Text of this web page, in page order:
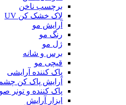
برچسب ناخن
لاک خشک کن UV
آرایش مو
رنگ مو
ژل مو
برس و شانه
قیچی مو
پاک کننده آرایشی
آرایش پاک کن
پاک کننده و تونر
ابزار آرایش